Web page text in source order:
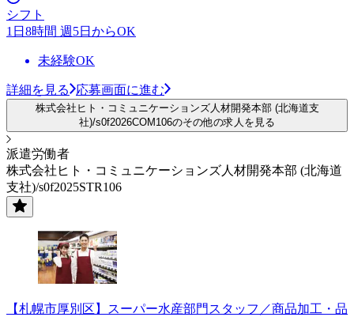
シフト
1日8時間 週5日からOK
未経験OK
詳細を見る 応募画面に進む
株式会社ヒト・コミュニケーションズ人材開発本部 (北海道支
社)/s0f2026COM106のその他の求人を見る
派遣労働者
株式会社ヒト・コミュニケーションズ人材開発本部 (北海道
支社)/s0f2025STR106
【札幌市厚別区】スーパー水産部門スタッフ／商品加工・品